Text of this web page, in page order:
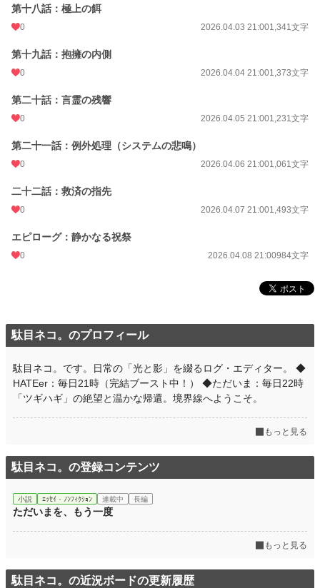
​第十八話：極上の餌
0 2026.04.03 21:001,341文字
第十九話：抱擁の内側
0 2026.04.04 21:001,373文字
第二十話：言霊の残響
0 2026.04.05 21:001,231文字
第二十一話：例外処理（システムの悲鳴）
0 2026.04.06 21:001,061文字
二十二話：救済の指先
0 2026.04.07 21:001,493文字
エピローグ：静かなる祝祭
0 2026.04.08 21:00984文字
駄目ネコ。のプロフィール
駄目ネコ。です。日常の「光と影」を綴るログ・エディター。 ◆
HATEer：毎日21時（完結ブースト中！） ◆ただいま：毎日22時
「ツギハギ」の絶望と温かな帰還。境界線へようこそ。
もっと見る
駄目ネコ。の登録コンテンツ
小説 ｴｯｾｲ・ﾉﾝﾌｨｸｼｮﾝ 連載中 長編
ただいまを、もう一度
もっと見る
駄目ネコ。の近況ボードの更新履歴